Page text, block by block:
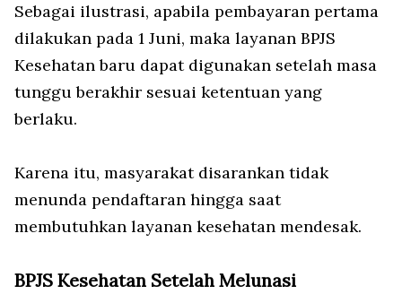
Sebagai ilustrasi, apabila pembayaran pertama
dilakukan pada 1 Juni, maka layanan BPJS
Kesehatan baru dapat digunakan setelah masa
tunggu berakhir sesuai ketentuan yang
berlaku.
Karena itu, masyarakat disarankan tidak
menunda pendaftaran hingga saat
membutuhkan layanan kesehatan mendesak.
BPJS Kesehatan Setelah Melunasi